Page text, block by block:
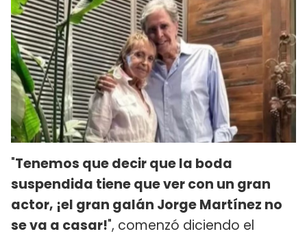
"Tenemos que decir que la boda
suspendida tiene que ver con un gran
actor, ¡el gran galán Jorge Martínez no
se va a casar!", comenzó diciendo el